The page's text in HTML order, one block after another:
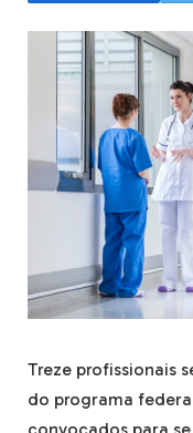
Treze profissionais
do programa